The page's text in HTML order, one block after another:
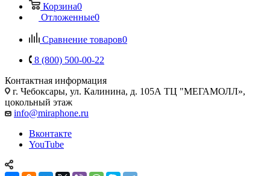
Корзина0
Отложенные0
Сравнение товаров0
8 (800) 500-00-22
Контактная информация
г. Чебоксары, ул. Калинина, д. 105А ТЦ "МЕГАМОЛЛ»,
цокольный этаж
info@miraphone.ru
Вконтакте
YouTube